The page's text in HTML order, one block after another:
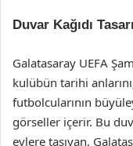
Duvar Kağıdı
Galatasaray UEFA
kulübün tarihi
futbolcularının
görseller içerir. Bu
evlere taşıyan,